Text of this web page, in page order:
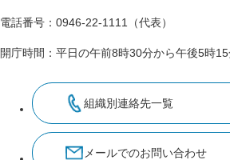
電話番号：0946-22-1111（代表）
開庁時間：平日の午前8時30分から午後5時
組織別連絡先一覧
メールでのお問い合わせ